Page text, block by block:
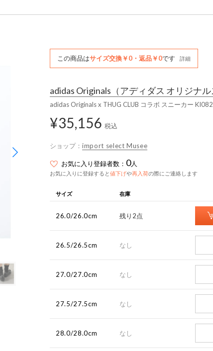
この商品はサイズ交換￥0・返品￥0です 詳細
adidas Originals （アディダス オリジナル
adidas Originals x THUG CLUB コラボ スニーカー
¥35,156 税込
ショップ： import select Musee
お気に入り登録者数： 0人
お気に入りに登録すると値下げや再入荷の際にご連絡します
サイズ 在庫
26.0/26.0cm 残り2点
26.5/26.5cm なし
27.0/27.0cm なし
27.5/27.5cm なし
28.0/28.0cm なし